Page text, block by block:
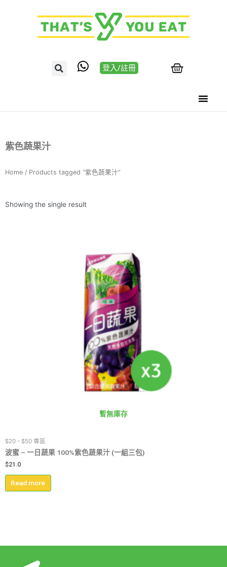
登入/註冊
紫色蔬果汁
Home / Products tagged “紫色蔬果汁”
Showing the single result
暫無庫存
$20 - $50 專區
波蜜 – 一日蔬果 100%紫色蔬果汁 (一組三包)
$21.0
Read more